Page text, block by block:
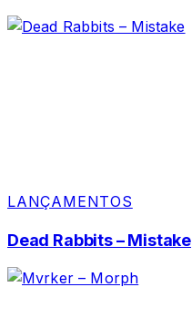
LANÇAMENTOS
Dead Rabbits – Mistake